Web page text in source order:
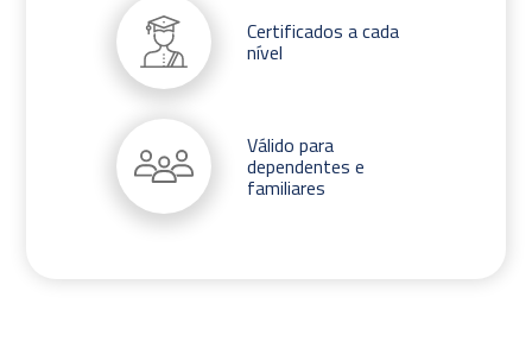
Certificados a cada
nível
Válido para
dependentes e
familiares